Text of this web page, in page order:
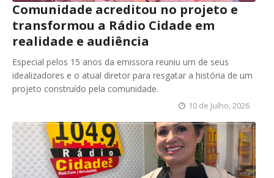
Comunidade acreditou no projeto e
transformou a Rádio Cidade em
realidade e audiência
Especial pelos 15 anos da emissora reuniu um de seus
idealizadores e o atual diretor para resgatar a história de um
projeto construído pela comunidade.
10 de Julho, 2026